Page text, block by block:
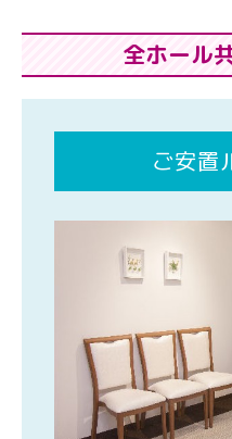
全ホール
ご安置